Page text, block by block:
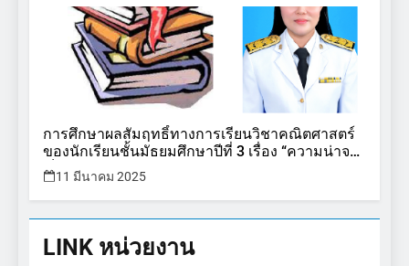
การศึกษาผลสัมฤทธิ์ทางการเรียนวิชาคณิตศาสตร์
ของนักเรียนชั้นมัธยมศึกษาปีที่ 3 เรื่อง “ความน่าจะ
เป็น”11 มีนาคม 2025
LINK หน่วยงาน